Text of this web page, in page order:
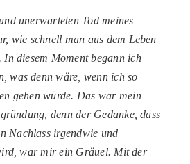
unerwarteten Tod meines
wie schnell man aus dem Leben
In diesem Moment begann ich
was denn wäre, wenn ich so
gehen würde. Das war mein
denn der Gedanke, dass
Nachlass irgendwie und
war mir ein Gräuel. Mit der